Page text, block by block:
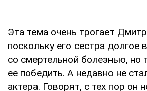
Эта тема очень трогает
поскольку его сестра долгое
со смертельной болезнью, но
ее победить. А недавно не
актера. Говорят, с тех пор он